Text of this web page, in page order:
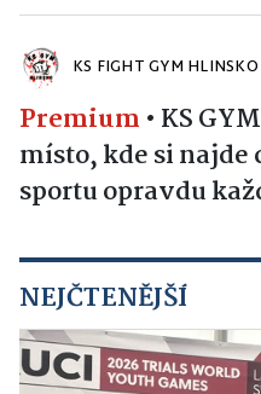
KS FIGHT GYM HLINSKO
Premium • KS
místo, kde si najde
sportu opravdu
NEJČTENĚJŠÍ